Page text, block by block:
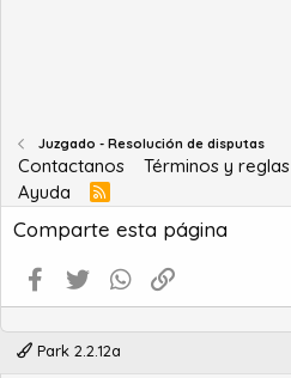
Juzgado - Resolución de disputas
Contactanos Términos y reglas
Ayuda
R
S
S
Comparte esta página
Facebook
Twitter WhatsApp
Park 2.2.12a